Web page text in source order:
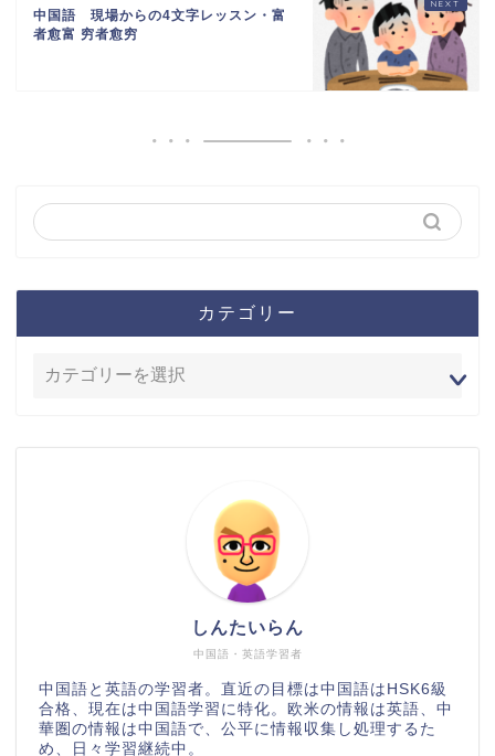
中国語 現場からの4文字レッスン・富
者愈富 穷者愈穷
カテゴリー
中国語・英語学習者
しんたいらん
中国語と英語の学習者。直近の目標は中国語はHSK6級
合格、現在は中国語学習に特化。欧米の情報は英語、中
華圏の情報は中国語で、公平に情報収集し処理するた
め、日々学習継続中。